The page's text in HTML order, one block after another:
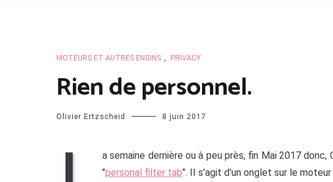
MOTEURS ET AUTRES ENGINS , PRIVACY
Rien de personnel.
Olivier Ertzscheid 8 juin 2017
a semaine dernière ou à peu près, fin Mai 2017
"personal filter tab". Il s'agit d'un onglet sur le